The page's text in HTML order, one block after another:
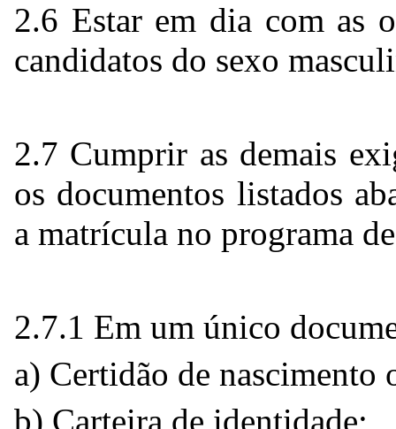
2.6 Estar em dia com as
candidatos do sexo
2.7 Cumprir as demais
os documentos listados
a matrícula no programa
2.7.1 Em um único
a) Certidão de nascimento
b) Carteira de identidade;